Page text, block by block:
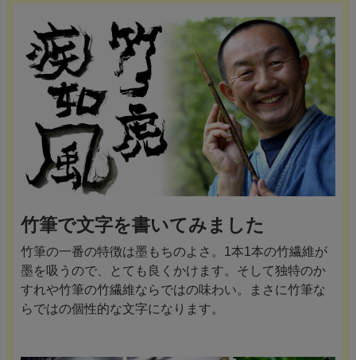
竹筆で文字を書いてみました
竹筆の一番の特徴は墨もちのよさ。1本1本の竹繊維が
墨を吸うので、とても良くかけます。そして独特のか
すれや竹筆の竹繊維ならではの味わい。まさに竹筆な
らではの個性的な文字になります。